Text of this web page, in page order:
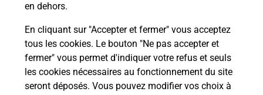
en dehors.
En cliquant sur "Accepter et fermer" vous acceptez
tous les cookies. Le bouton "Ne pas accepter et
fermer" vous permet d'indiquer votre refus et seuls
les cookies nécessaires au fonctionnement du site
seront déposés. Vous pouvez modifier vos choix à
Est-ce que je peux payer mon
smartphone Samsung en plusieurs
fois avec La Poste Mobile ?
Est-ce que je peux assurer mon
smartphone Samsung ?